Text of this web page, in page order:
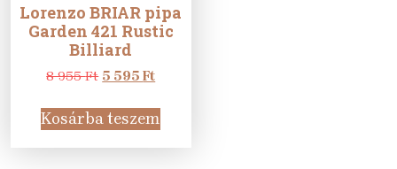
Lorenzo BRIAR pipa
Garden 421 Rustic
Billiard
8 955Ft Original
was:
8
955 Ft.
5 595FtCurrent
is:
5
595 Ft.
Kosárba teszem